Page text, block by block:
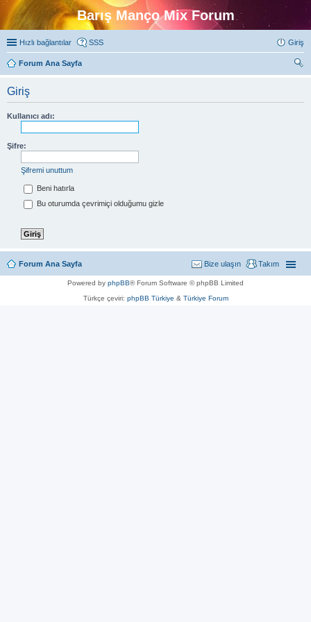
Barış Manço Mix Forum
Hızlı bağlantılar SSS Giriş
Forum Ana Sayfa
Giriş
Kullanıcı adı:
Şifre:
Şifremi unuttum
Beni hatırla
Bu oturumda çevrimiçi olduğumu gizle
Forum Ana Sayfa Takım
Bize ulaşın
Powered by phpBB® Forum Software © phpBB Limited
Türkçe çeviri: phpBB Türkiye & Türkiye Forum